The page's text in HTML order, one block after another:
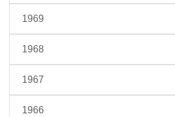
1969
1968
1967
1966